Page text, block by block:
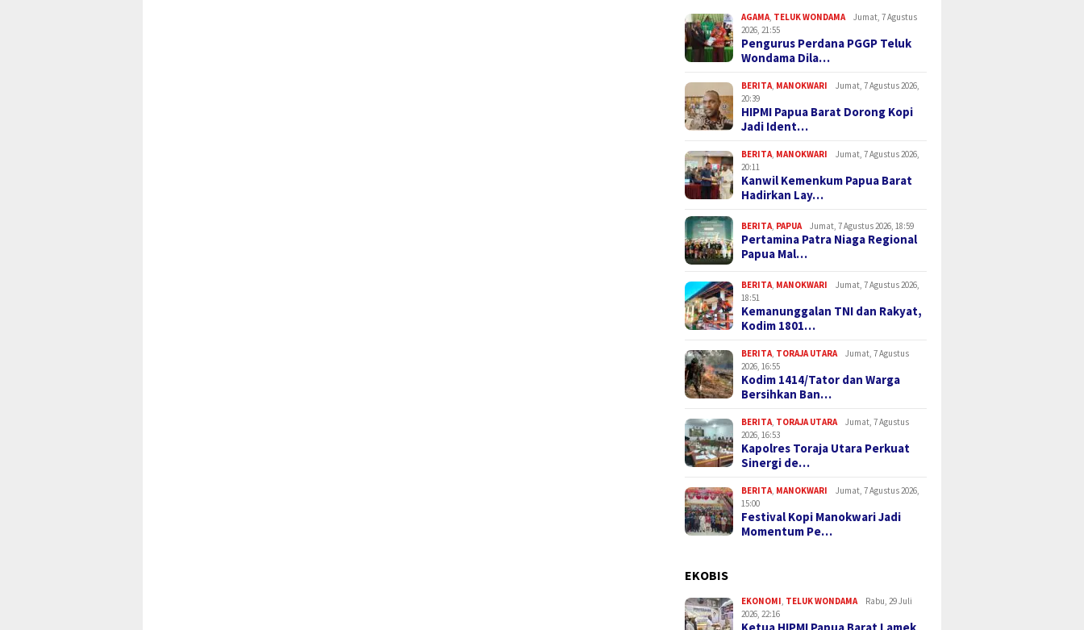
AGAMA TELUK WONDAMA
Jumat, 7 Agustus
2026, 21:55
Pengurus Perdana PGGP Teluk
Wondama Dila…
BERITA MANOKWARI
Jumat, 7 Agustus 2026,
20:39
HIPMI Papua Barat Dorong Kopi
Jadi Ident…
BERITA MANOKWARI
Jumat, 7 Agustus 2026,
20:11
Kanwil Kemenkum Papua Barat
Hadirkan Lay…
BERITA PAPUA Jumat, 7 Agustus 2026, 18:59
Pertamina Patra Niaga Regional
Papua Mal…
BERITA MANOKWARI
Jumat, 7 Agustus 2026,
18:51
Kemanunggalan TNI dan Rakyat,
Kodim 1801…
BERITA TORAJA UTARA
Jumat, 7 Agustus
2026, 16:55
Kodim 1414/Tator dan Warga
Bersihkan Ban…
BERITA TORAJA UTARA
Jumat, 7 Agustus
2026, 16:53
Kapolres Toraja Utara Perkuat
Sinergi de…
BERITA MANOKWARI
Jumat, 7 Agustus 2026,
15:00
Festival Kopi Manokwari Jadi
Momentum Pe…
EKOBIS
EKONOMI TELUK WONDAMA
Rabu, 29 Juli
2026, 22:16
Ketua HIPMI Papua Barat Lamek